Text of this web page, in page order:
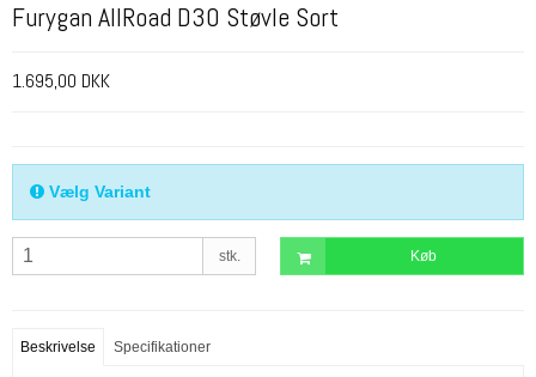
Furygan AllRoad D3O Støvle Sort
1.695,00 DKK
Vælg Variant
stk. Køb
Beskrivelse Specifikationer